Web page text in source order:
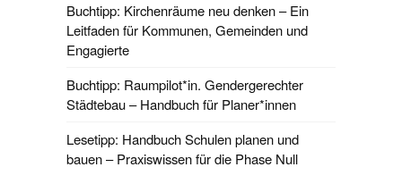
Buchtipp: Kirchenräume neu denken – Ein
Leitfaden für Kommunen, Gemeinden und
Engagierte
Buchtipp: Raumpilot*in. Gendergerechter
Städtebau – Handbuch für Planer*innen
Lesetipp: Handbuch Schulen planen und
bauen – Praxiswissen für die Phase Null